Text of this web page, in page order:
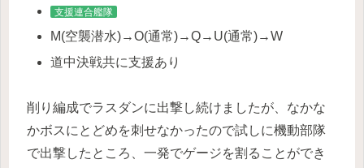
支援連合艦隊
M(空襲潜水)→O(通常)→Q→U(通常)→W
道中決戦共に支援あり
削り編成でラスダンに出撃し続けましたが、なかな
かボスにとどめを刺せなかったので試しに機動部隊
で出撃したところ、一発でゲージを割ることができ